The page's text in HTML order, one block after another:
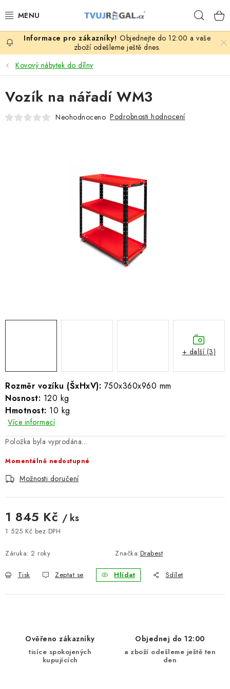
na
ZBOŽÍ ZA NÁKUPNÍ CENY
REGÁLY PODLE ROZMĚRŮ MATERIÁLU A SÉRIÍ
NEREZOVÉ A GASTRO PRODUKTY
KOVOVÉ STOLOVÉ NOHY
FIRMA, GARÁŽ, DÍLNA, SKLEP
ŽEBŘÍKY SCHŮDKY A LEŠENÍ
B2B - VELKOOBCHOD
NAPIŠTE NÁM
KONTAKTY
Kontakty Hodnocení obchodu
Reklamace zboží
Odstoupení od kupní smlouvy
Obchodní a dodací podmínky
Cookies
Moje objednávka
Objednejte do 12:00 a vaše
zboží odešleme ještě dnes.
Kovový nábytek do dílny
Rozměr vozíku (ŠxHxV): 750x360x960 mm
Nosnost: 120 kg
Hmotnost: 10 kg
Více informací
Položka byla vyprodána…
Momentálně nedostupné
Možnosti doručení
1 845 Kč / ks
1 525 Kč bez DPH
Záruka: 2 roky Značka:Drabest
Tisk Zeptat se Hlídat Sdílet
Vozík na nářadí WM3
Neohodnoceno Podrobnosti hodnocení
+ další (3)
Ověřeno zákazníky
tisíce spokojených
kupujících
Objednej do 12:00
a zboží odešleme ještě ten
den